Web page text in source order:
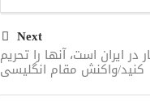
Next
در ایران است، آنها را تحریم
کنید/واکنش مقام انگلیسی